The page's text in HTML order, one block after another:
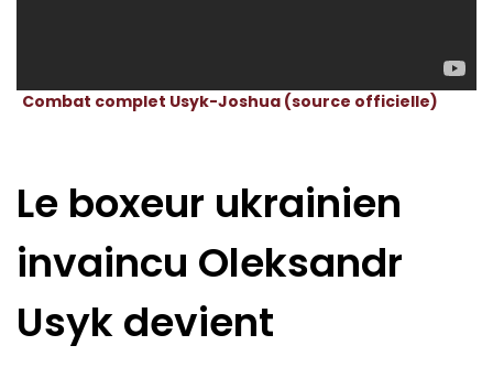
Combat complet Usyk-Joshua (source officielle)
Le boxeur ukrainien
invaincu Oleksandr
Usyk devient